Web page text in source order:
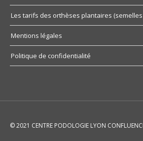
Les tarifs des orthèses plantaires
Mentions légales
Politique de confidentialité
© 2021 CENTRE PODOLOGIE LYON